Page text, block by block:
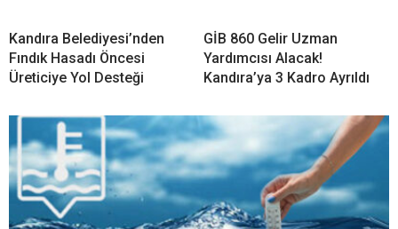
Kandıra Belediyesi’nden
Fındık Hasadı Öncesi
Üreticiye Yol Desteği
GİB 860 Gelir Uzman
Yardımcısı Alacak!
Kandıra’ya 3 Kadro Ayrıldı